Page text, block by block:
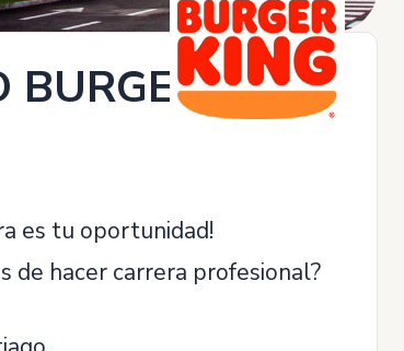
KING
es tu oportunidad!
de hacer carrera profesional?